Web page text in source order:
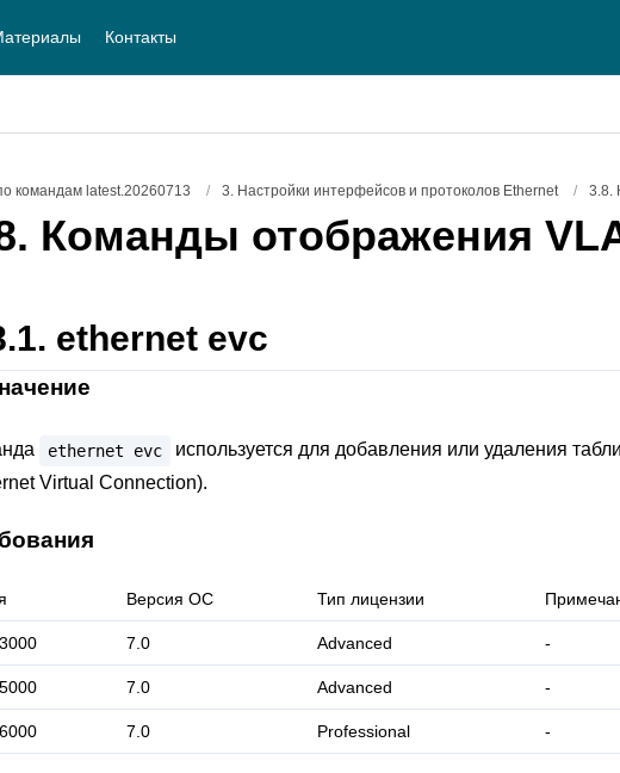
Контакты
командам latest.20260713 / 3. Настройки интерфейсов и протоколов Ethernet / 3.8.
Команды отображения
ethernet evc
ethernet evc
используется для добавления или удаления
Virtual Connection).
Версия ОС Тип лицензии
7.0 Advanced -
7.0 Advanced -
7.0 Professional -